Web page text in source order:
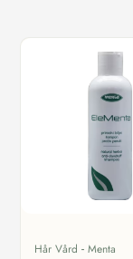
Hår Vård - Menta